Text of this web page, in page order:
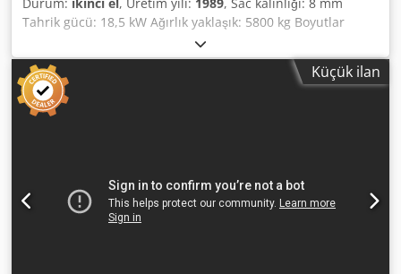
Tahrik gücü: 18,5 kW Ağırlık yaklaşık: 5800 kg Boyutlar
(UxGxY): 2130 x 3260 x 2360 mm Sac uzunluğu: 1550 mm
Teknik bilgiler: Maksimum kesme uzunluğu: 1.550 mm
Gövde yan açıklığı: 50 mm Sac geçişi: 16 mm Ayarlanabilir
kesme açısı: 0,5° – 2°30′ Boş strok: 25 – 32 / dak Tutucu
sayısı: 8 Kesme basıncı: 280 bar Yağ kapasitesi: 300 litre
tutma donanımı Konveyör bantlı sac çıkarıcı Kesme aralığı
ve açısı kontrol üzerinden programlanabilir Yedek bıçaklar
750 N/mm² mukavemete kadar malzeme için makas bıçağı
Küçük ilan